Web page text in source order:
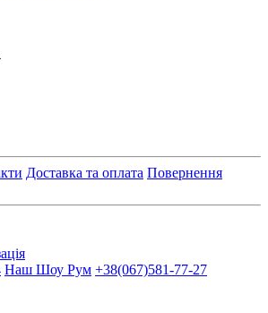
Доставка та оплата Повернення
Наш Шоу Рум +38(067)581-77-27